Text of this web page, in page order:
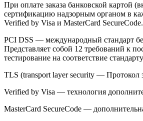
При оплате заказа банковской картой
сертификацию надзорным органом в
Verified by Visa и MasterCard SecureCode.
PCI DSS — международный стандарт
Представляет собой 12 требований к
тестирование на соответствие
TLS (transport layer security — Протокол
Verified by Visa — технология
MasterCard SecureCode —